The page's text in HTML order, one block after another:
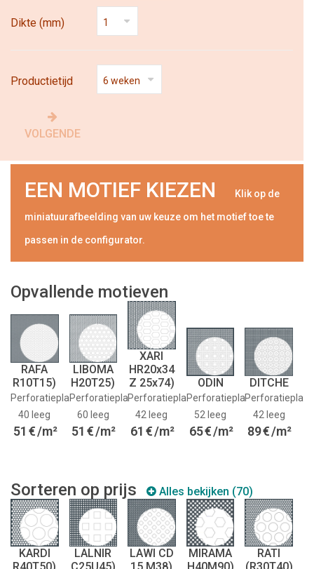
Dikte (mm)
Productietijd
VOLGENDE
EEN MOTIEF KIEZEN Klik op de
miniatuurafbeelding van uw keuze om het motief toe te
passen in de configurator.
Opvallende motieven
RAFA
R10T15)
Perforatieplaat:
40 leeg
51 €/m²
LIBOMA
H20T25)
Perforatieplaat:
60 leeg
51 €/m²
XARI
HR20x34
Z 25x74)
Perforatieplaat:
42 leeg
61 €/m²
ODIN
Perforatieplaat:
52 leeg
65€/m²
DITCHE
42 leeg
89€/m²
Sorteren op prijs Alles bekijken (70)
KARDI
LALNIR
LAWI CD
MIRAMA
RATI